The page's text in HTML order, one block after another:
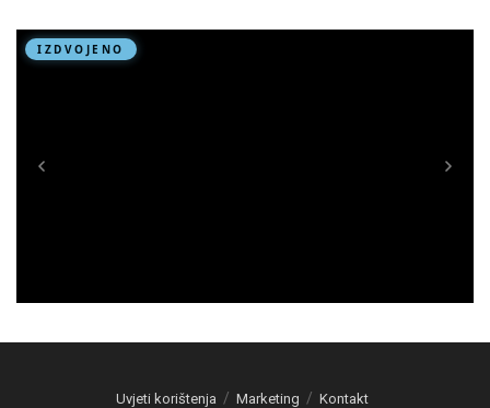
Uvjeti korištenja Marketing Kontakt